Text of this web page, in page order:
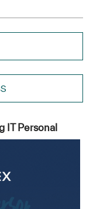
IT Personal